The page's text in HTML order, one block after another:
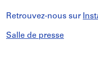
Retrouvez-nous sur
Salle de presse